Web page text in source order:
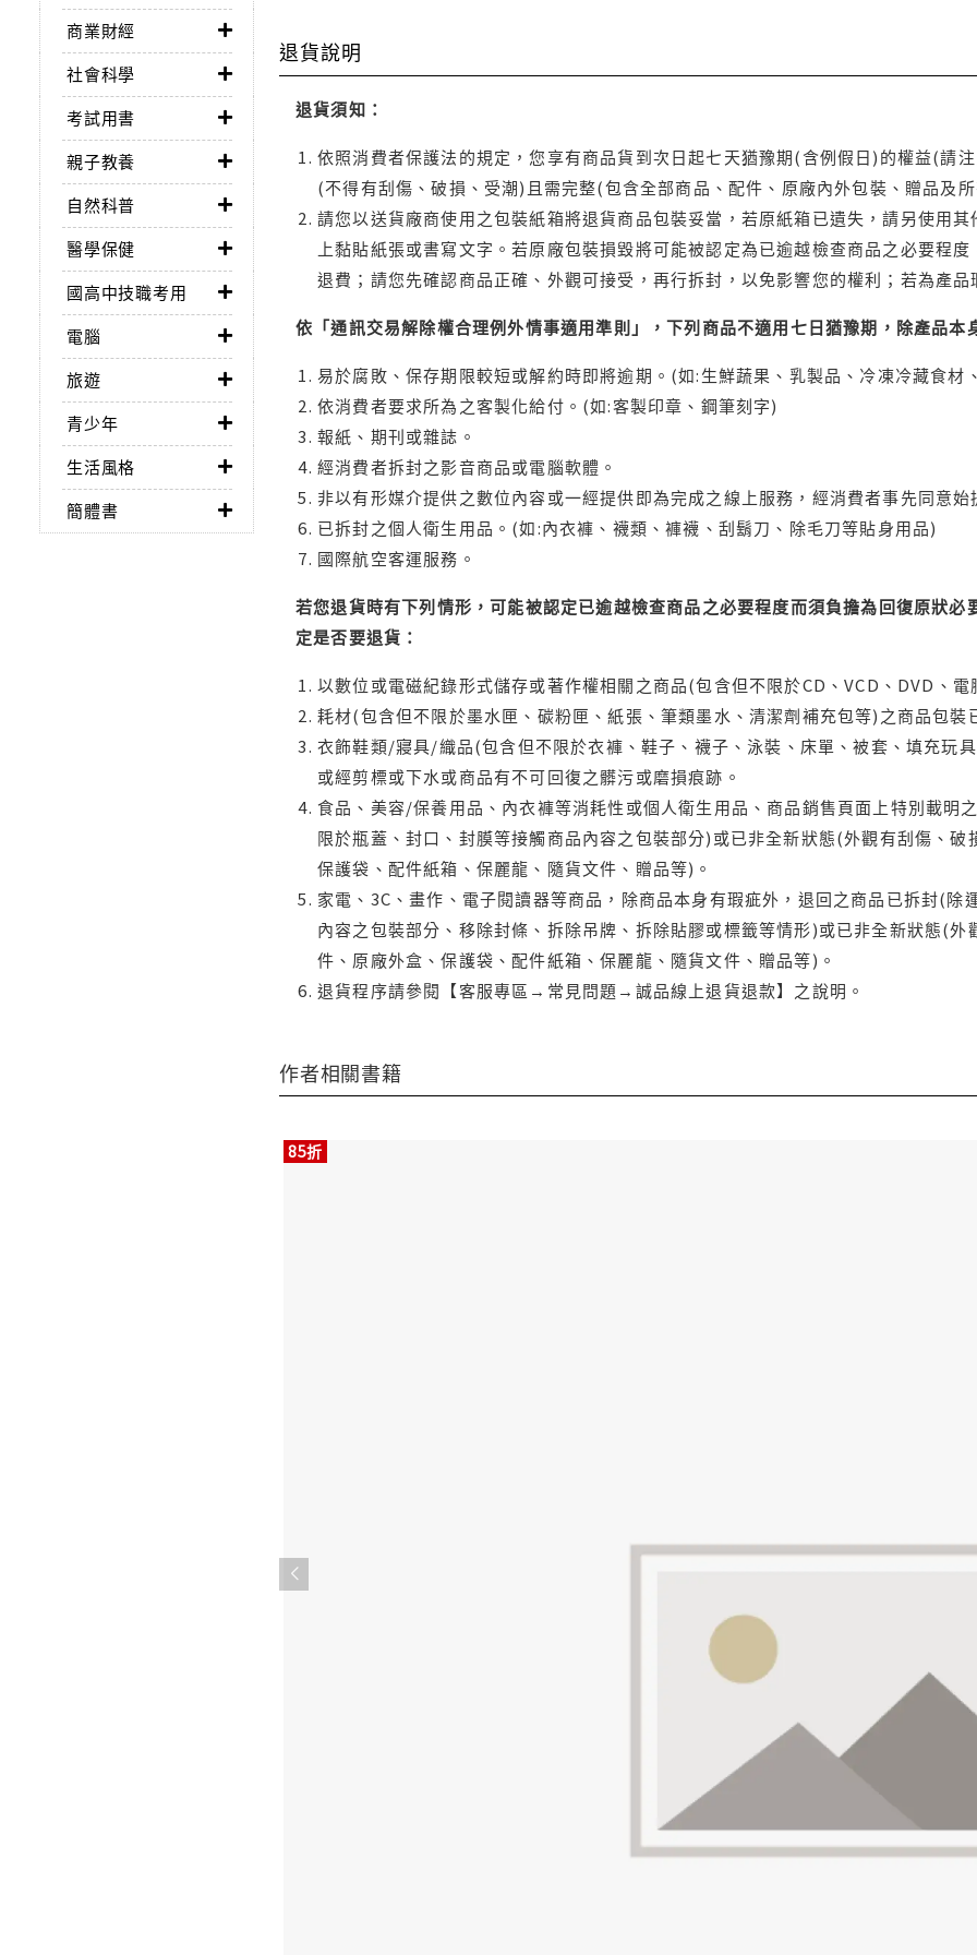
商業財經
社會科學
考試用書
親子教養
自然科普
醫學保健
國高中技職考用
電腦
旅遊
青少年
生活風格
簡體書
退貨說明
退貨須知：
依照消費者保護法的規定，您享有商品貨到次日起七天猶豫期(含例假日)的權益(請
(不得有刮傷、破損、受潮)且需完整(包含全部商品、配件、原廠內外包裝、贈品及
請您以送貨廠商使用之包裝紙箱將退貨商品包裝妥當，若原紙箱已遺失，請另使用
上黏貼紙張或書寫文字。若原廠包裝損毀將可能被認定為已逾越檢查商品之必要程
退費；請您先確認商品正確、外觀可接受，再行拆封，以免影響您的權利；若為產
依「通訊交易解除權合理例外情事適用準則」，下列商品不適用七日猶豫期，除產品本
易於腐敗、保存期限較短或解約時即將逾期。(如:生鮮蔬果、乳製品、冷凍冷藏食材
依消費者要求所為之客製化給付。(如:客製印章、鋼筆刻字)
報紙、期刊或雜誌。
經消費者拆封之影音商品或電腦軟體。
非以有形媒介提供之數位內容或一經提供即為完成之線上服務，經消費者事先同意
已拆封之個人衛生用品。(如:內衣褲、襪類、褲襪、刮鬍刀、除毛刀等貼身用品)
國際航空客運服務。
若您退貨時有下列情形，可能被認定已逾越檢查商品之必要程度而須負擔為回復原狀
定是否要退貨：
以數位或電磁紀錄形式儲存或著作權相關之商品(包含但不限於CD、VCD、DVD、
耗材(包含但不限於墨水匣、碳粉匣、紙張、筆類墨水、清潔劑補充包等)之商品包
衣飾鞋類/寢具/織品(包含但不限於衣褲、鞋子、襪子、泳裝、床單、被套、填充玩
或經剪標或下水或商品有不可回復之髒污或磨損痕跡。
食品、美容/保養用品、內衣褲等消耗性或個人衛生用品、商品銷售頁面上特別載明
限於瓶蓋、封口、封膜等接觸商品內容之包裝部分)或已非全新狀態(外觀有刮傷、
保護袋、配件紙箱、保麗龍、隨貨文件、贈品等)。
家電、3C、畫作、電子閱讀器等商品，除商品本身有瑕疵外，退回之商品已拆封(
內容之包裝部分、移除封條、拆除吊牌、拆除貼膠或標籤等情形)或已非全新狀態(
件、原廠外盒、保護袋、配件紙箱、保麗龍、隨貨文件、贈品等)。
退貨程序請參閱【客服專區→常見問題→誠品線上退貨退款】之說明。
作者相關書籍
85折